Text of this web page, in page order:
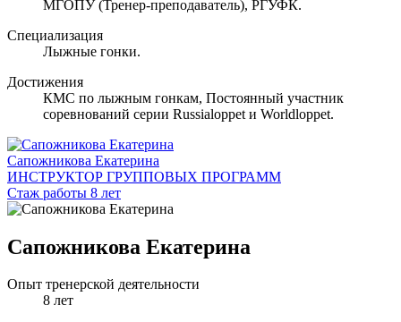
МГОПУ (Тренер-преподаватель), РГУФК.
Специализация
Лыжные гонки.
Достижения
КМС по лыжным гонкам, Постоянный участник
соревнований серии Russialoppet и Worldloppet.
Сапожникова Екатерина
ИНСТРУКТОР ГРУППОВЫХ ПРОГРАММ
Стаж работы 8 лет
Сапожникова Екатерина
Опыт тренерской деятельности
8 лет